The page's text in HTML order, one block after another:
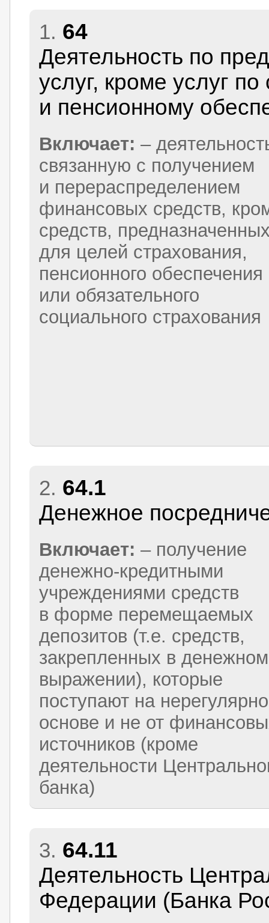
1. 64
Деятельность по
услуг, кроме услуг
и пенсионному
Включает: –
связанную с получением
и перераспределением
финансовых средств,
средств,
для целей страхования,
пенсионного обеспечения
или обязательного
социального страхования
2. 64.1
Денежное
Включает: – получение
денежно-кредитными
учреждениями средств
в форме перемещаемых
депозитов (т.е. средств,
закрепленных в денежном
выражении), которые
поступают на
основе и не от
источников (кроме
деятельности
банка)
3. 64.11
Деятельность
Федерации (Банка